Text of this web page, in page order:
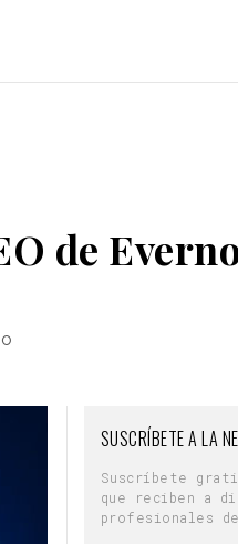
de
SUSCRÍBETE A LA
Suscríbete
que reciben a
profesionales